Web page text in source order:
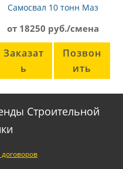
Самосвал 10 тонн Маз
от 18250 руб./смена
Заказат
ь
Позвон
ить
Строительной